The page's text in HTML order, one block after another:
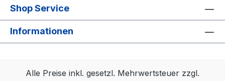
Shop Service
Informationen
Alle Preise inkl. gesetzl. Mehrwertsteuer zzgl.